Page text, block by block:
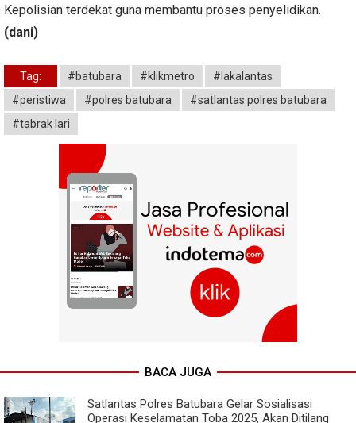
Kepolisian terdekat guna membantu proses penyelidikan.
(dani)
Tag: #batubara #klikmetro
#lakalantas
#peristiwa
#polres batubara
#satlantas polres batubara
#tabrak lari
BACA JUGA
Satlantas Polres Batubara Gelar Sosialisasi
Operasi Keselamatan Toba 2025, Akan Ditilang